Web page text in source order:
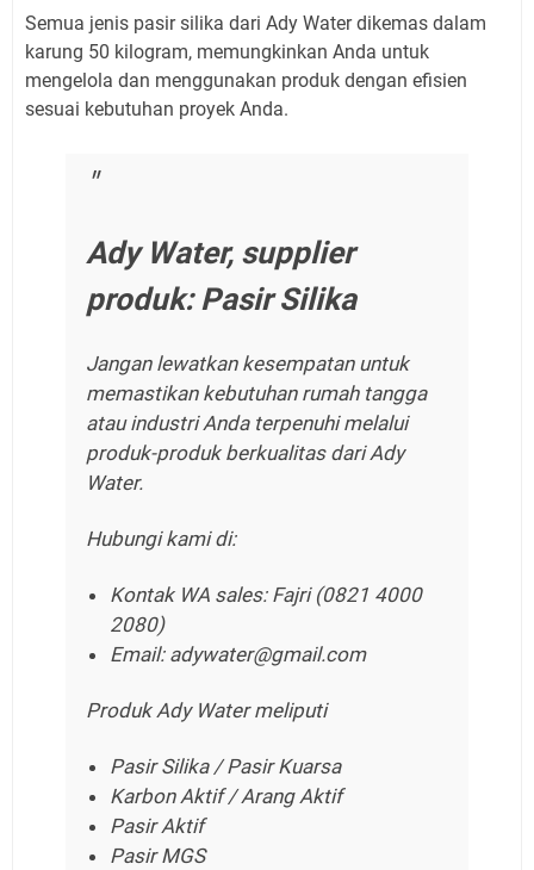
Semua jenis pasir silika dari Ady Water dikemas dalam
karung 50 kilogram, memungkinkan Anda untuk
mengelola dan menggunakan produk dengan efisien
sesuai kebutuhan proyek Anda.
Ady Water, supplier
produk: Pasir Silika
Jangan lewatkan kesempatan untuk
memastikan kebutuhan rumah tangga
atau industri Anda terpenuhi melalui
produk-produk berkualitas dari Ady
Water.
Hubungi kami di:
Kontak WA sales: Fajri (0821 4000
2080)
Email: adywater@gmail.com
Produk Ady Water meliputi
Pasir Silika / Pasir Kuarsa
Karbon Aktif / Arang Aktif
Pasir Aktif
Pasir MGS